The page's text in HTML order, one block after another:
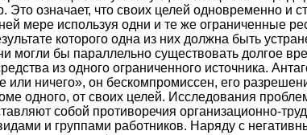
Это означает, что своих целей одновременно и
мере используя одни и те же ограниченные
которого одна из них должна быть
могли бы параллельно существовать долгое
из одного ограниченного источника.
или ничего», он бескомпромиссен, его
одного, от своих целей. Исследования
собой противоречия организационно-
и группами работников. Наряду с